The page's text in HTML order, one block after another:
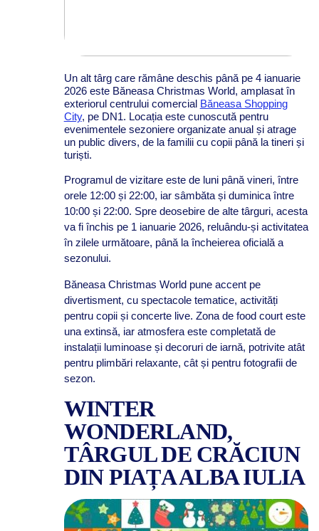
Un alt târg care rămâne deschis până pe 4 ianuarie
2026 este Băneasa Christmas World, amplasat în
exteriorul centrului comercial Băneasa Shopping
City, pe DN1. Locația este cunoscută pentru
evenimentele sezoniere organizate anual și atrage
un public divers, de la familii cu copii până la tineri și
turiști.
Programul de vizitare este de luni până vineri, între
orele 12:00 și 22:00, iar sâmbăta și duminica între
10:00 și 22:00. Spre deosebire de alte târguri, acesta
va fi închis pe 1 ianuarie 2026, reluându-și activitatea
în zilele următoare, până la încheierea oficială a
sezonului.
Băneasa Christmas World pune accent pe
divertisment, cu spectacole tematice, activități
pentru copii și concerte live. Zona de food court este
una extinsă, iar atmosfera este completată de
instalații luminoase și decoruri de iarnă, potrivite atât
pentru plimbări relaxante, cât și pentru fotografii de
sezon.
WINTER
WONDERLAND,
TÂRGUL DE CRĂCIUN
DIN PIAȚA ALBA IULIA